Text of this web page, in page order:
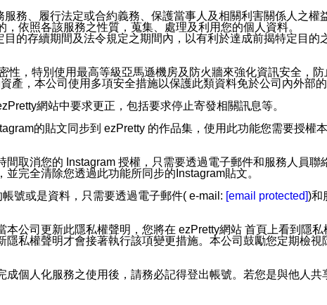
務、履行法定或合約義務、保護當事人及相關利害關係人之
依照各該服務之性質，蒐集、處理及利用您的個人資料。
的存續期間及法令規定之期間內，以有利於達成前揭特定目的
，特別使用最高等級亞馬遜機房及防火牆來強化資訊安全，防
，本公司使用多項安全措施以保護此類資料免於公司內外部的
網站中要求更正，包括要求停止寄發相關訊息等。
的貼文同步到 ezPretty 的作品集，使用此功能您需要授權
取消您的 Instagram 授權，只需要透過電子郵件和服務人員
完全清除您透過此功能所同步的Instagram貼文。
號或是資料，只需要透過電子郵件( e-mail: [email protected])和
公司更新此隱私權聲明，您將在 ezPretty網站 首頁上看到隱
私權聲明才會接著執行該項變更措施。本公司鼓勵您定期檢
個人化服務之使用後，請務必記得登出帳號。若您是與他人